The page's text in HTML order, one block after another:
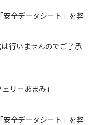
全データシート」を弊
行いませんのでご了承
リーあまみ」
全データシート」を弊